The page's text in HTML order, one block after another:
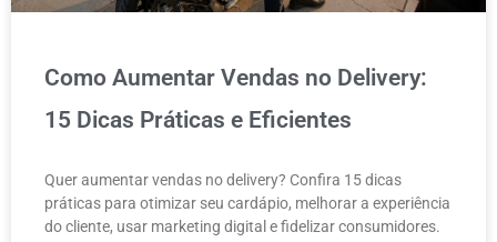
Como Aumentar Vendas no Delivery:
15 Dicas Práticas e Eficientes
Quer aumentar vendas no delivery? Confira 15 dicas
práticas para otimizar seu cardápio, melhorar a experiência
do cliente, usar marketing digital e fidelizar consumidores.